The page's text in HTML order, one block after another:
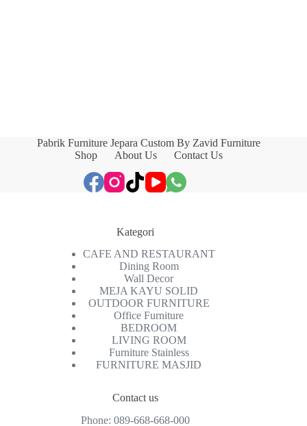
Pabrik Furniture Jepara Custom By Zavid Furniture
Shop
About Us Contact Us
Kategori
CAFE AND RESTAURANT
Dining Room
Wall Decor
MEJA KAYU SOLID
OUTDOOR FURNITURE
Office Furniture
BEDROOM
LIVING ROOM
Furniture Stainless
FURNITURE MASJID
Contact us
Phone: 089-668-668-000